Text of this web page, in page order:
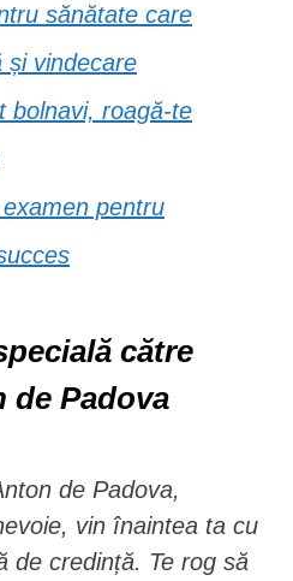
sănătate care
și vindecare
bolnavi, roagă-te
pentru
către
de Padova
de Padova,
vin înaintea ta cu
de credință. Te rog să